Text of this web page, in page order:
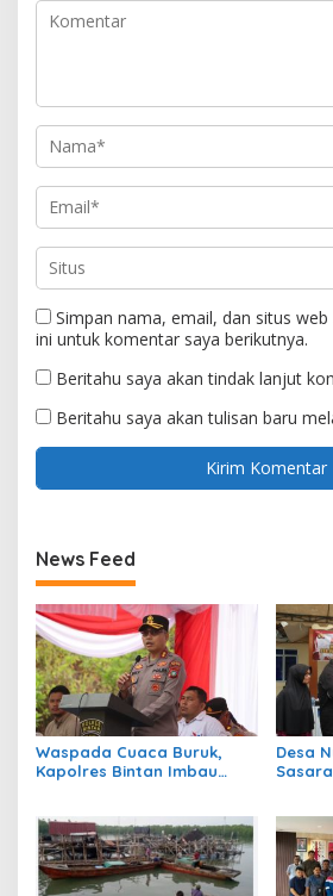
Simpan nama, email, dan situs
ini untuk komentar saya berikutnya.
Beritahu saya akan tindak lanjut
Beritahu saya akan tulisan baru
News Feed
Waspada Cuaca Buruk,
Kapolres Bintan Imbau
Desa